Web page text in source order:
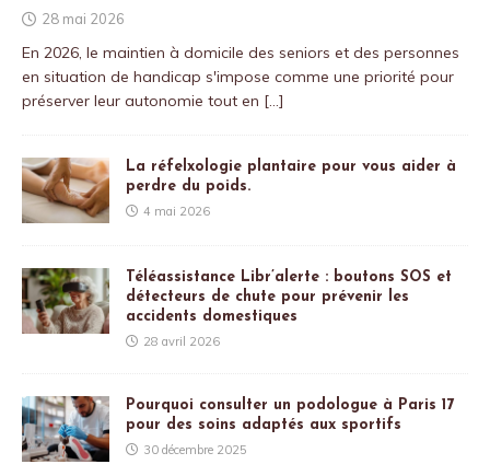
28 mai 2026
En 2026, le maintien à domicile des seniors et des personnes
en situation de handicap s'impose comme une priorité pour
préserver leur autonomie tout en […]
La réfelxologie plantaire pour vous aider à
perdre du poids.
4 mai 2026
Téléassistance Libr’alerte : boutons SOS et
détecteurs de chute pour prévenir les
accidents domestiques
28 avril 2026
Pourquoi consulter un podologue à Paris 17
pour des soins adaptés aux sportifs
30 décembre 2025